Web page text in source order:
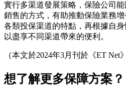
實行多渠道發展策略，保險公司
銷售的方式，有助推動保險業務
各類投保渠道的特點，再根據自
以盡享不同渠道帶來的便利。
（本文於2024年3月刊於《ET Net》
想了解更多保障方案？